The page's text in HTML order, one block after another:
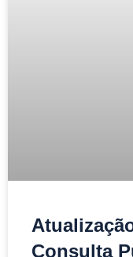
Consulta